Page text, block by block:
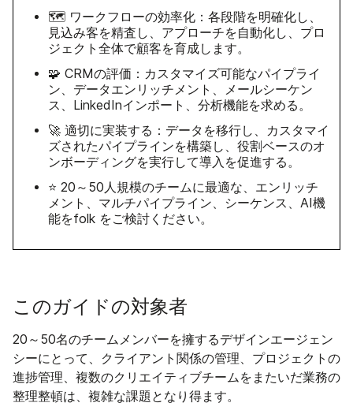
🗺️ ワークフローの効率化：各段階を明確化し、
見込み客を精査し、アプローチを自動化し、プロ
ジェクト全体で顧客を育成します。
🧩 CRMの評価：カスタマイズ可能なパイプライ
ン、データエンリッチメント、メールシーケン
ス、LinkedInインポート、分析機能を求める。
🚀 適切に実装する：データを移行し、カスタマイ
ズされたパイプラインを構築し、役割ベースのオ
ンボーディングを実行して導入を促進する。
⭐ 20～50人規模のチームに最適な、エンリッチ
メント、マルチパイプライン、シーケンス、AI機
能をfolk をご検討ください。
このガイドの対象者
20～50名のチームメンバーを擁するデザインエージェン
シーにとって、クライアント関係の管理、プロジェクトの
進捗管理、複数のクリエイティブチームをまたいだ業務の
整理整頓は、複雑な課題となり得ます。